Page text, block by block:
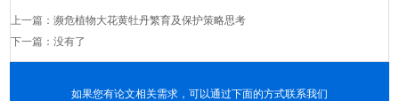
上一篇：濒危植物大花黄牡丹繁育及保护策略思考
下一篇：没有了
如果您有论文相关需求，可以通过下面的方式联系我们